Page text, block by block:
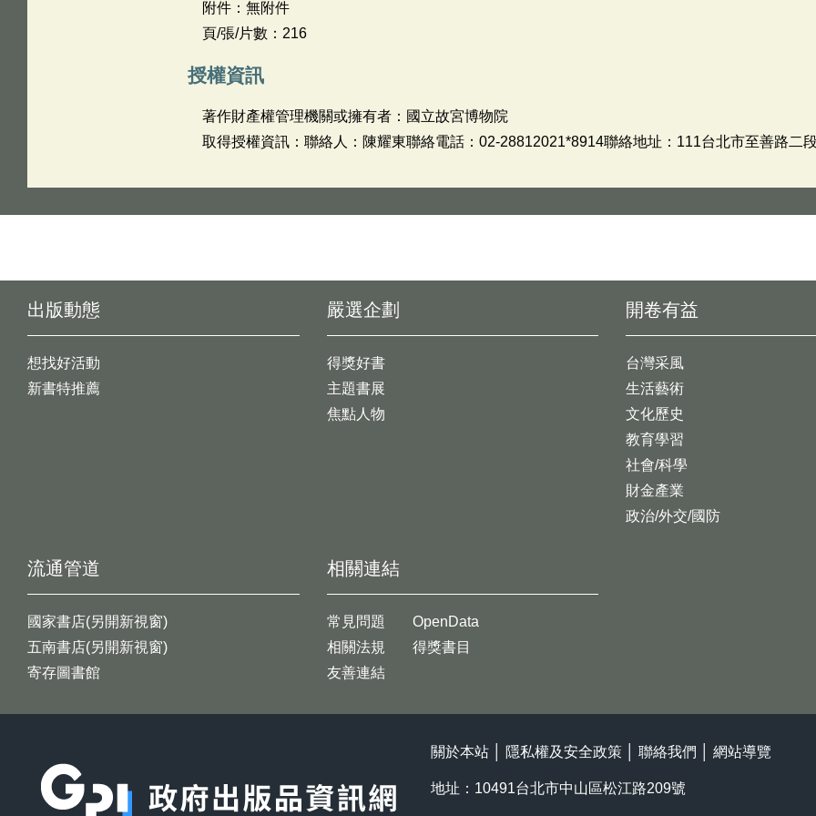
附件：無附件
頁/張/片數：216
授權資訊
著作財產權管理機關或擁有者：國立故宮博物院
取得授權資訊：聯絡人：陳耀東聯絡電話：02-28812021*8914聯絡地址：111台北市至善路二
出版動態
想找好活動
新書特推薦
開卷有益
台灣采風
生活藝術
文化歷史
教育學習
社會/科學
財金產業
政治/外交/國防
嚴選企劃
得獎好書
主題書展
焦點人物
流通管道
國家書店(另開新視窗)
五南書店(另開新視窗)
寄存圖書館
相關連結
常見問題
相關法規
友善連結
OpenData
得獎書目
關於本站 隱私權及安全政策 聯絡我們 網站導覽
地址：10491台北市中山區松江路209號